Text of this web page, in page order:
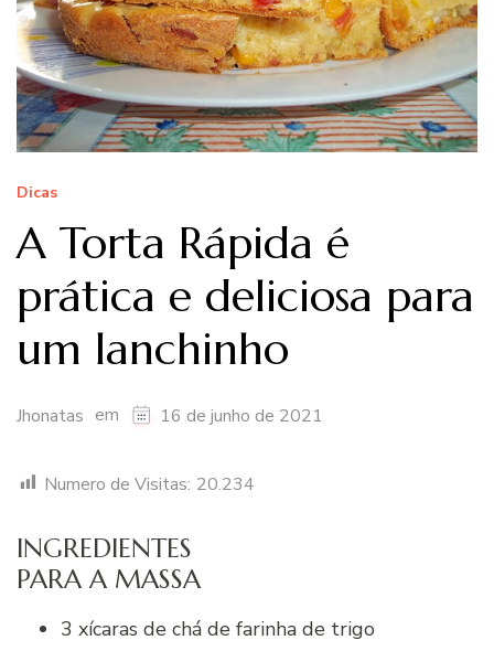
Dicas
A Torta Rápida é
prática e deliciosa para
um lanchinho
Jhonatas em 16 de junho de 2021
Numero de Visitas: 20.234
INGREDIENTES
PARA A MASSA
3 xícaras de chá de farinha de trigo